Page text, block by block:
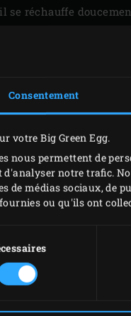
Consentement
votre Big Green Egg.
nous permettent de
d'analyser notre trafic.
de médias sociaux, de
ou qu'ils ont
se réchauffe
à cœur atteigne 75-
griller le poulet 1
poulet sur une